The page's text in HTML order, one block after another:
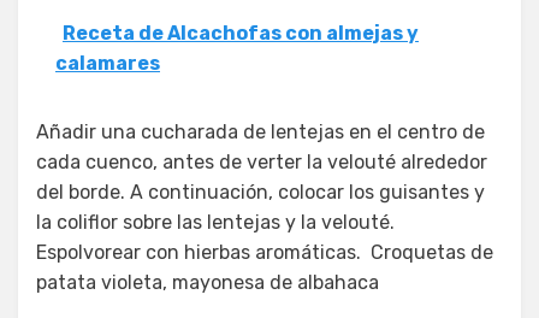
Receta de Alcachofas con almejas y
calamares
Añadir una cucharada de lentejas en el centro de
cada cuenco, antes de verter la velouté alrededor
del borde. A continuación, colocar los guisantes y
la coliflor sobre las lentejas y la velouté.
Espolvorear con hierbas aromáticas. Croquetas de
patata violeta, mayonesa de albahaca